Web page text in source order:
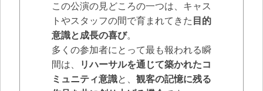
この公演の見どころの一つは、キャス
トやスタッフの間で育まれてきた 目的
意識と成長の喜び。
多くの参加者にとって最も報われる瞬
間は、
リハーサルを通じて築かれたコ
ミュニティ意識と、 観客の記憶に残る